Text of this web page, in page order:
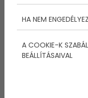
legellemzőbb
Ha hasonlóakat
akkor jó eséllyel
ételintoleranciáról
dolgunk, mint
HA NEM
A COOKIE-K
BEÁLLÍTÁSAIVAL